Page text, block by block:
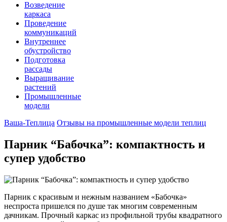
Возведение
каркаса
Проведение
коммуникаций
Внутреннее
обустройство
Подготовка
рассады
Выращивание
растений
Промышленные
модели
Ваша-Теплица Отзывы на промышленные модели теплиц
Парник “Бабочка”: компактность и
супер удобство
Парник с красивым и нежным названием «Бабочка»
неспроста пришелся по душе так многим современным
дачникам. Прочный каркас из профильной трубы квадратного